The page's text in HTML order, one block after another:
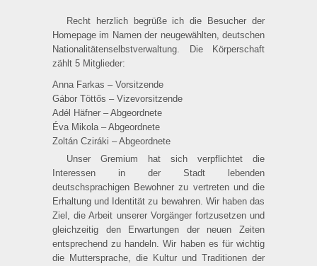
Recht herzlich begrüße ich die Besucher der
Homepage im Namen der neugewählten, deutschen
Nationalitätenselbstverwaltung. Die Körper­schaft
zählt 5 Mitglieder:
Anna Farkas – Vorsitzende
Gábor Töttős – Vizevorsitzende
Adél Häfner – Abgeordnete
Éva Mikola – Abgeordnete
Zoltán Cziráki – Abgeordnete
Unser Gremium hat sich verpflichtet die
Interessen in der Stadt lebenden
deutschsprachigen Bewohner zu vertreten und die
Erhaltung und Identität zu bewahren. Wir haben das
Ziel, die Arbeit unserer Vor­gänger fortzusetzen und
gleichzeitig den Erwartungen der neuen Zeiten
entsprechend zu handeln. Wir haben es für wichtig
die Muttersprache, die Kultur und Traditionen der